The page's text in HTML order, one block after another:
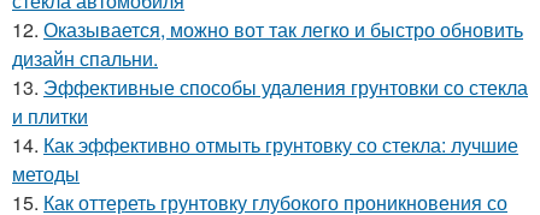
12. Оказывается, можно вот так легко и быстро обновить
дизайн спальни.
13. Эффективные способы удаления грунтовки со стекла
и плитки
14. Как эффективно отмыть грунтовку со стекла: лучшие
методы
15. Как оттереть грунтовку глубокого проникновения со